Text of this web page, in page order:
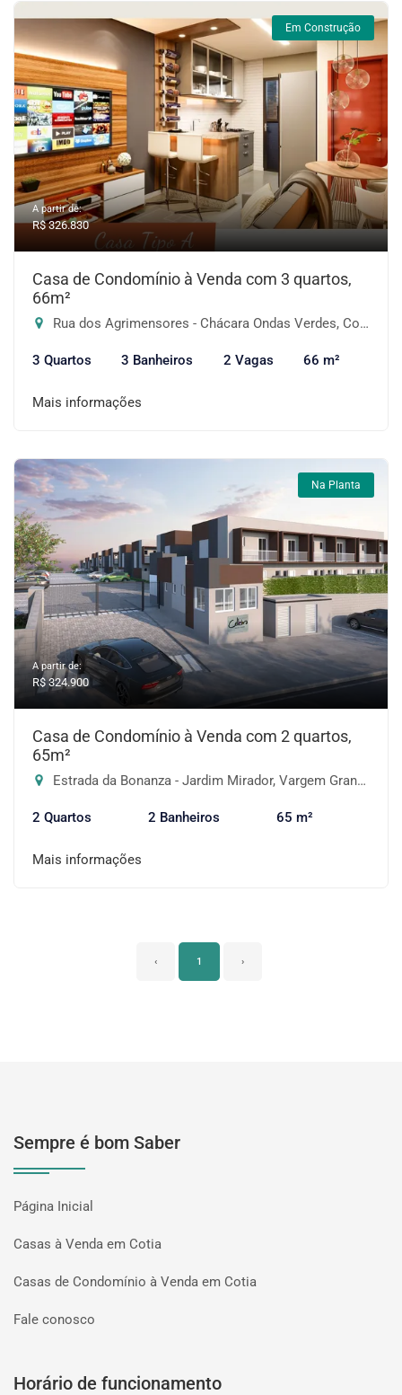
Em Construção
A partir de:
R$ 326.830
Casa de Condomínio à Venda com 3 quartos,
66m²
Rua dos Agrimensores - Chácara Ondas Verdes, Cotia-SP
3 Quartos 3 Banheiros 2 Vagas 66 m²
Mais informações
Na Planta
A partir de:
R$ 324.900
Casa de Condomínio à Venda com 2 quartos,
65m²
Estrada da Bonanza - Jardim Mirador, Vargem Grande Paulista-SP
2 Quartos 2 Banheiros 65 m²
Mais informações
‹ 1 ›
Sempre é bom Saber
Página Inicial
Casas à Venda em Cotia
Casas de Condomínio à Venda em Cotia
Fale conosco
Horário de funcionamento